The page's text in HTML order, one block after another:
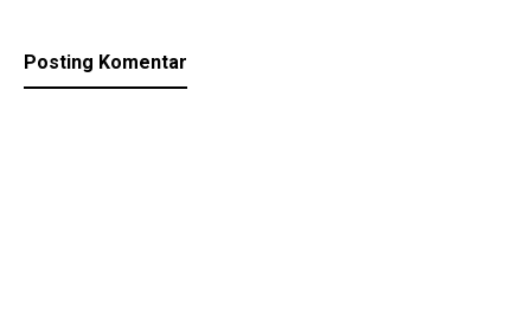
Posting Komentar